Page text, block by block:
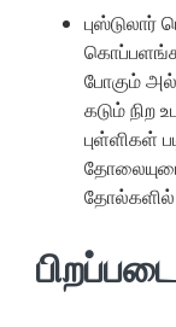
போகும்
கடும் நிற
புள்ளிகள்
தோல்களில்